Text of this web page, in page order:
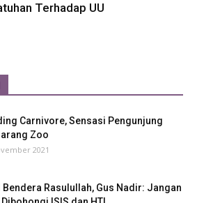
Terhadap UU
Carnivore, Sensasi Pengunjung
Zoo
2021
Bendera Rasulullah, Gus Nadir: Jangan